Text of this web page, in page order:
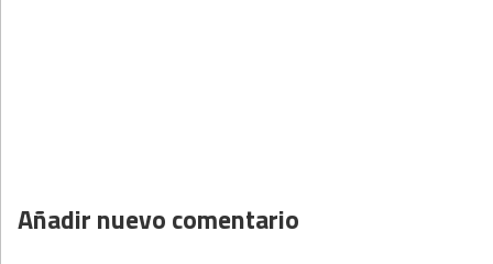
Añadir nuevo comentario